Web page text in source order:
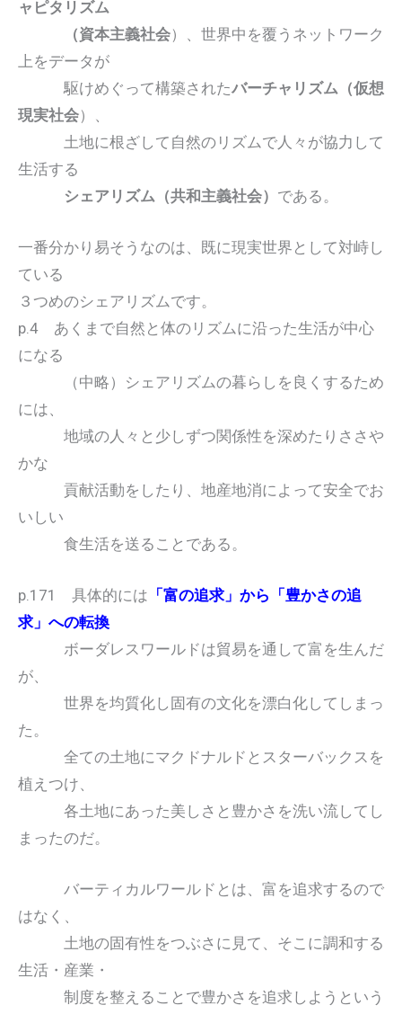
ャピタリズム
（資本主義社会）、世界中を覆うネットワーク
上をデータが
駆けめぐって構築されたバーチャリズム（仮想
現実社会）、
土地に根ざして自然のリズムで人々が協力して
生活する
シェアリズム（共和主義社会） である。
一番分かり易そうなのは、既に現実世界として対峙し
ている
３つめのシェアリズムです。
p.4 あくまで自然と体のリズムに沿った生活が中心
になる
（中略）シェアリズムの暮らしを良くするため
には、
地域の人々と少しずつ関係性を深めたりささや
かな
貢献活動をしたり、地産地消によって安全でお
いしい
食生活を送ることである。
p.171 具体的には 「富の追求」から「豊かさの追
求」への転換
ボーダレスワールドは貿易を通して富を生んだ
が、
世界を均質化し固有の文化を漂白化してしまっ
た。
全ての土地にマクドナルドとスターバックスを
植えつけ、
各土地にあった美しさと豊かさを洗い流してし
まったのだ。
バーティカルワールドとは、富を追求するので
はなく、
土地の固有性をつぶさに見て、そこに調和する
生活・産業・
制度を整えることで豊かさを追求しようという